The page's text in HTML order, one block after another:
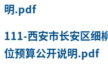
明.pdf
111-西安市长安区细
位预算公开说明.pdf